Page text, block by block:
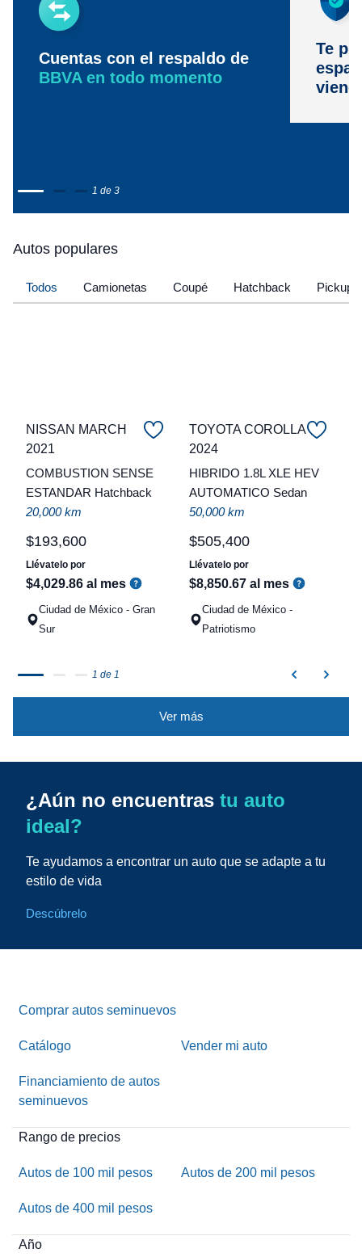
Cuentas con el respaldo de
BBVA en todo momento
Te
1 de 3
Autos populares
Todos Camionetas Coupé Hatchback Pickup
NISSAN MARCH
2021
COMBUSTION SENSE
ESTANDAR Hatchback
20,000 km
$193,600
Llévatelo por
$4,029.86 al mes
Ciudad de México - Gran
Sur
TOYOTA COROLLA
2024
HIBRIDO 1.8L XLE HEV
AUTOMATICO Sedan
50,000 km
$505,400
Llévatelo por
$8,850.67 al mes
Ciudad de México -
Patriotismo
1 de 1
Ver más
¿Aún no encuentras tu auto
ideal?
Te ayudamos a encontrar un auto que se adapte a tu
estilo de vida
Descúbrelo
Comprar autos seminuevos
Catálogo Vender mi auto
Financiamiento de autos
seminuevos
Rango de precios
Autos de 100 mil pesos Autos de 200 mil pesos
Autos de 400 mil pesos
Año